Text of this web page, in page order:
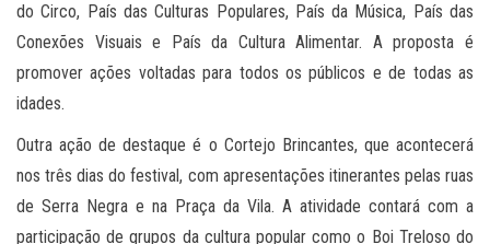
do Circo, País das Culturas Populares, País da Música, País das
Conexões Visuais e País da Cultura Alimentar. A proposta é
promover ações voltadas para todos os públicos e de todas as
idades.
Outra ação de destaque é o Cortejo Brincantes, que acontecerá
nos três dias do festival, com apresentações itinerantes pelas ruas
de Serra Negra e na Praça da Vila. A atividade contará com a
participação de grupos da cultura popular como o Boi Treloso do